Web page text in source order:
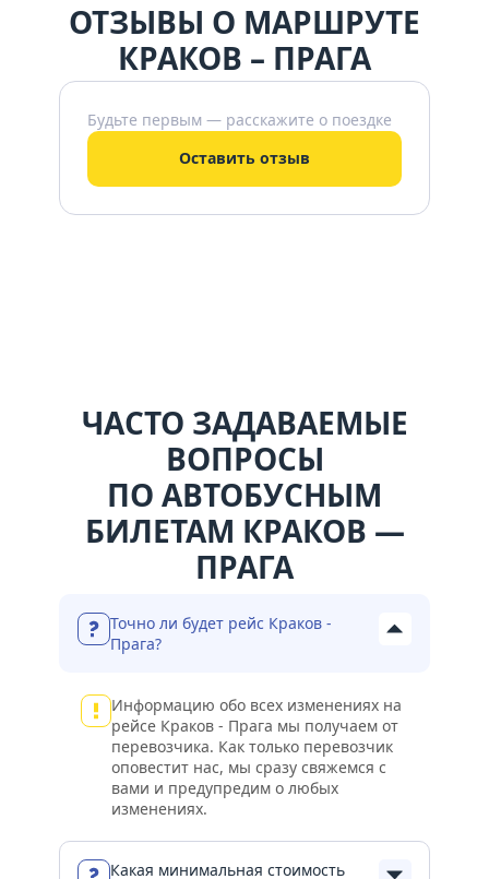
ОТЗЫВЫ О МАРШРУТЕ
КРАКОВ – ПРАГА
Будьте первым — расскажите о поездке
Оставить отзыв
ЧАСТО ЗАДАВАЕМЫЕ
ВОПРОСЫ
ПО АВТОБУСНЫМ
БИЛЕТАМ КРАКОВ —
ПРАГА
Точно ли будет рейс Краков -
Прага?
Информацию обо всех изменениях на
рейсе Краков - Прага мы получаем от
перевозчика. Как только перевозчик
оповестит нас, мы сразу свяжемся с
вами и предупредим о любых
изменениях.
Какая минимальная стоимость